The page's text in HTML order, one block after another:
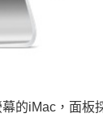
的iMac，面板